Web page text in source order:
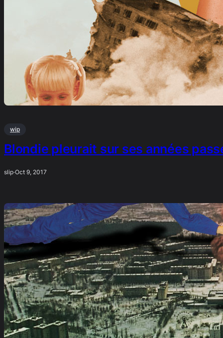
wip
Blondie pleurait sur ses années
slip·Oct 9, 2017